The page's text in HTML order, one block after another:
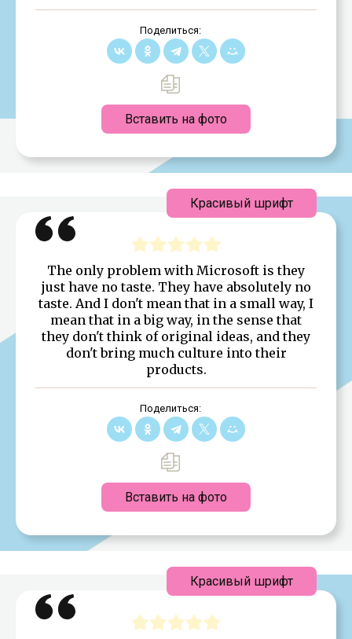
Поделиться:
Вставить на фото
The only problem with Microsoft is they
just have no taste. They have absolutely no
taste. And I don't mean that in a small way, I
mean that in a big way, in the sense that
they don't think of original ideas, and they
don't bring much culture into their
products.
Поделиться:
Вставить на фото
Красивый шрифт
Красивый шрифт